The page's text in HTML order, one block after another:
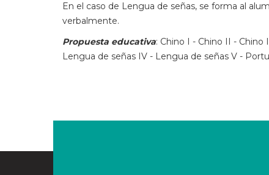
En el caso de Lengua de señas, se forma al
verbalmente.
Propuesta educativa: Chino I - Chino II -
Lengua de señas IV - Lengua de señas V -